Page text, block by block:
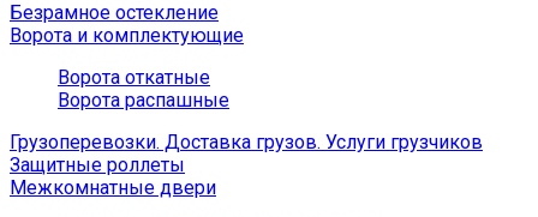
Безрамное остекление
Ворота и комплектующие
Ворота откатные
Ворота распашные
Грузоперевозки. Доставка грузов. Услуги грузчиков
Защитные роллеты
Межкомнатные двери